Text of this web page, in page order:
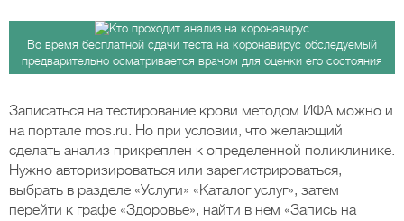
Во время бесплатной сдачи теста на коронавирус обследуемый
предварительно осматривается врачом для оценки его состояния
Записаться на тестирование крови методом ИФА можно и
на портале mos.ru. Но при условии, что желающий
сделать анализ прикреплен к определенной поликлинике.
Нужно авторизироваться или зарегистрироваться,
выбрать в разделе «Услуги» «Каталог услуг», затем
перейти к графе «Здоровье», найти в нем «Запись на